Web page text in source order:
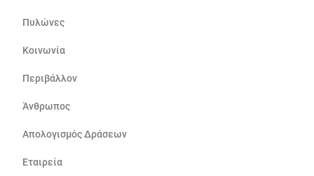
Πυλώνες
Κοινωνία
Περιβάλλον
Άνθρωπος
Απολογισμός Δράσεων
Εταιρεία